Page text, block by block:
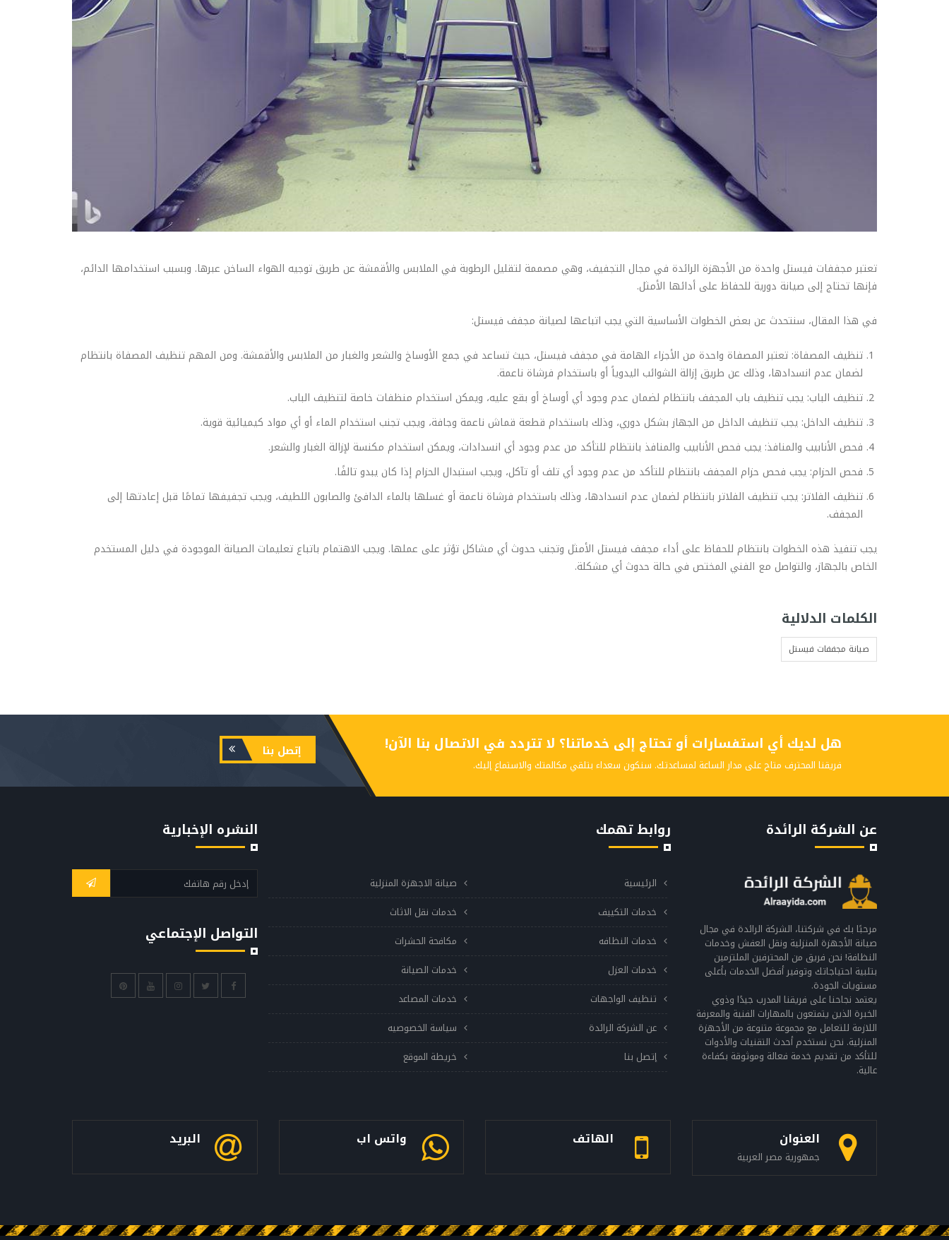
تعتبر مجففات فيستل واحدة من الأجهزة الرائدة في مجال التجفيف، وهي مصممة لتقليل الرطوبة في الملابس والأقمشة عن طريق توجيه الهواء الساخن عبرها. وبسبب استخدامها الدائم،
فإنها تحتاج إلى صيانة دورية للحفاظ على أدائها الأمثل.
في هذا المقال، سنتحدث عن بعض الخطوات الأساسية التي يجب اتباعها لصيانة مجفف فيستل:
تنظيف المصفاة: تعتبر المصفاة واحدة من الأجزاء الهامة في مجفف فيستل، حيث تساعد في جمع الأوساخ والشعر والغبار من الملابس والأقمشة. ومن المهم تنظيف المصفاة بانتظام
لضمان عدم انسدادها، وذلك عن طريق إزالة الشوائب اليدوياً أو باستخدام فرشاة ناعمة.
تنظيف الباب: يجب تنظيف باب المجفف بانتظام لضمان عدم وجود أي أوساخ أو بقع عليه، ويمكن استخدام منظفات خاصة لتنظيف الباب.
تنظيف الداخل: يجب تنظيف الداخل من الجهاز بشكل دوري، وذلك باستخدام قطعة قماش ناعمة وجافة، ويجب تجنب استخدام الماء أو أي مواد كيميائية قوية.
فحص الأنابيب والمنافذ: يجب فحص الأنابيب والمنافذ بانتظام للتأكد من عدم وجود أي انسدادات، ويمكن استخدام مكنسة لإزالة الغبار والشعر.
فحص الحزام: يجب فحص حزام المجفف بانتظام للتأكد من عدم وجود أي تلف أو تآكل، ويجب استبدال الحزام إذا كان يبدو تالفًا.
تنظيف الفلاتر: يجب تنظيف الفلاتر بانتظام لضمان عدم انسدادها، وذلك باستخدام فرشاة ناعمة أو غسلها بالماء الدافئ والصابون اللطيف، ويجب تجفيفها تمامًا قبل إعادتها إلى
المجفف.
يجب تنفيذ هذه الخطوات بانتظام للحفاظ على أداء مجفف فيستل الأمثل وتجنب حدوث أي مشاكل تؤثر على عملها. ويجب الاهتمام باتباع تعليمات الصيانة الموجودة في دليل المستخدم
الخاص بالجهاز، والتواصل مع الفني المختص في حالة حدوث أي مشكلة.
الكلمات الدلالية
صيانة مجففات فيستل
هل لديك أي استفسارات أو تحتاج إلى خدماتنا؟ لا تتردد في الاتصال بنا الآن!
فريقنا المحترف متاح على مدار الساعة لمساعدتك. سنكون سعداء بتلقي مكالمتك والاستماع إليك.
إتصل بنا
عن الشركة الرائدة
مرحبًا بك في شركتنا، الشركة الرائدة في مجال
صيانة الأجهزة المنزلية ونقل العفش وخدمات
النظافة! نحن فريق من المحترفين الملتزمين
بتلبية احتياجاتك وتوفير أفضل الخدمات بأعلى
مستويات الجودة.
يعتمد نجاحنا على فريقنا المدرب جيدًا وذوي
الخبرة الذين يتمتعون بالمهارات الفنية والمعرفة
اللازمة للتعامل مع مجموعة متنوعة من الأجهزة
المنزلية. نحن نستخدم أحدث التقنيات والأدوات
للتأكد من تقديم خدمة فعالة وموثوقة بكفاءة
عالية.
روابط تهمك
الرئيسية
صيانة الاجهزة المنزلية
خدمات التكييف
خدمات نقل الاثاث
خدمات النظافه
مكافحة الحشرات
خدمات العزل
خدمات الصيانة
تنظيف الواجهات
خدمات المصاعد
عن الشركة الرائدة
سياسة الخصوصيه
إتصل بنا
خريطة الموقع
النشره الإخبارية
التواصل الإجتماعي
العنوان
جمهورية مصر العربية
الهاتف واتس اب البريد